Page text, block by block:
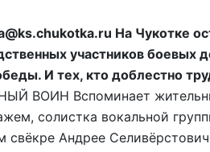
На Чукотке
участников боевых
И тех, кто доблестно
ВОИН Вспоминает
солистка вокальной
свёкре Андрее